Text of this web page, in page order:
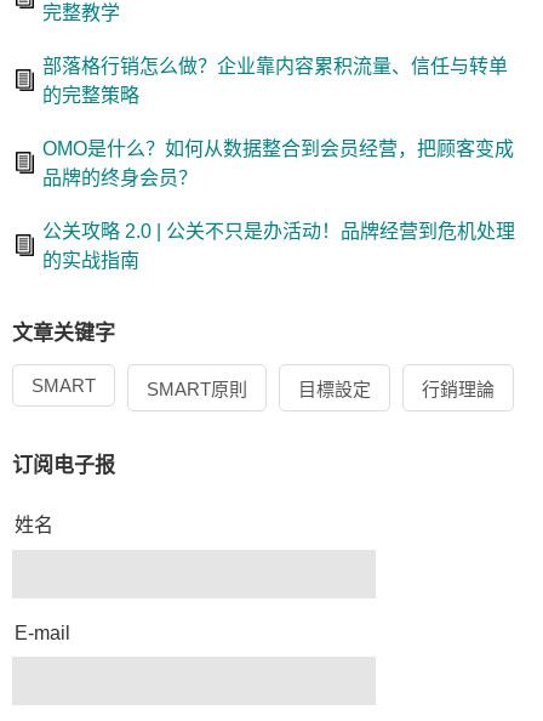
完整教学
部落格行销怎么做？企业靠内容累积流量、信任与转单
的完整策略
OMO是什么？如何从数据整合到会员经营，把顾客变成
品牌的终身会员？
公关攻略 2.0 | 公关不只是办活动！品牌经营到危机处理
的实战指南
文章关键字
SMART SMART原則 目標設定 行銷理論
订阅电子报
姓名
E-mail